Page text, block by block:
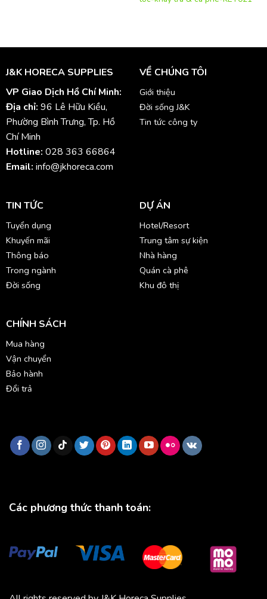
J&K HORECA SUPPLIES
VP Giao Dịch Hồ Chí Minh:
Địa chỉ: 96 Lê Hữu Kiều,
Phường Bình Trưng, Tp. Hồ
Chí Minh
Hotline: 028 363 66864
Email: info@jkhoreca.com
VỀ CHÚNG TÔI
Giới thiệu
Đời sống J&K
Tin tức công ty
TIN TỨC
Tuyển dụng
Khuyến mãi
Thông báo
Trong ngành
Đời sống
DỰ ÁN
Hotel/Resort
Trung tâm sự kiện
Nhà hàng
Quán cà phê
Khu đô thị
CHÍNH SÁCH
Mua hàng
Vận chuyển
Bảo hành
Đổi trả
Các phương thức thanh toán: